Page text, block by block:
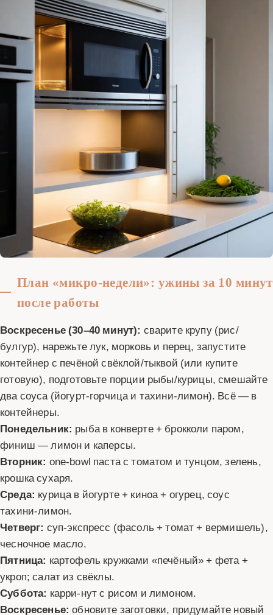
План «микро‑недели»: ужины за 10 минут
после работы
Воскресенье (30–40 минут): сварите крупу (рис/
булгур), нарежьте лук, морковь и перец, запустите
контейнер с печёной свёклой/тыквой (или купите
готовую), подготовьте порции рыбы/курицы, смешайте
два соуса (йогурт‑горчица и тахини‑лимон). Всё — в
контейнеры.
Понедельник: рыба в конверте + брокколи паром,
финиш — лимон и каперсы.
Вторник: one‑bowl паста с томатом и тунцом, зелень,
крошка сухаря.
Среда: курица в йогурте + киноа + огурец, соус
тахини‑лимон.
Четверг: суп‑экспресс (фасоль + томат + вермишель),
чесночное масло.
Пятница: картофель кружками «печёный» + фета +
укроп; салат из свёклы.
Суббота: карри‑нут с рисом и лимоном.
Воскресенье: обновите заготовки, придумайте новый